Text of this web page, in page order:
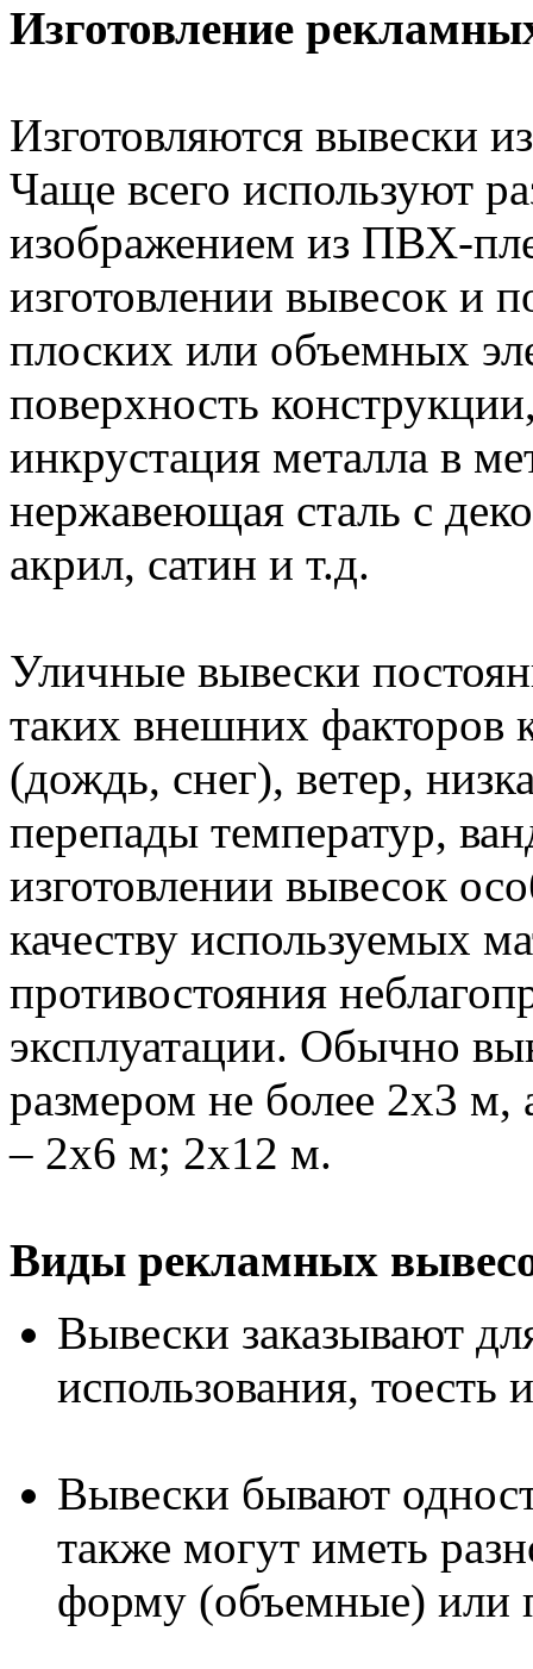
Изготовление
Изготовляются вывески
Чаще всего используют
изображением из ПВХ-
изготовлении вывесок и
плоских или объемных
поверхность
инкрустация металла в
нержавеющая сталь с
акрил, сатин и т.д.
Уличные вывески
таких внешних факторов
(дождь, снег), ветер,
перепады температур,
изготовлении вывесок
качеству используемых
противостояния
эксплуатации. Обычно
размером не более 2х3 м,
– 2х6 м; 2х12 м.
Виды рекламных
Вывески заказывают
использования,
Вывески бывают
также могут иметь
форму (объемные) или